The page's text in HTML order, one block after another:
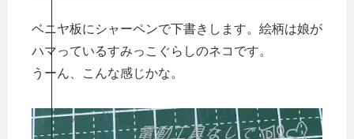
ベニヤ板にシャーペンで下書きします。絵柄は娘が
ハマっているすみっこぐらしのネコです。
うーん、こんな感じかな。